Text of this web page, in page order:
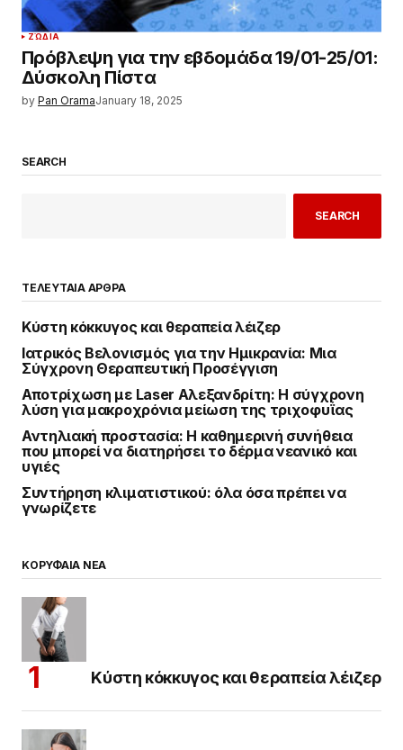
ΖΏΔΙΑ
Πρόβλεψη για την εβδομάδα 19/01-25/01:
Δύσκολη Πίστα
by Pan OramaJanuary 18, 2025
SEARCH
SEARCH
ΤΕΛΕΥΤΑΙΑ ΑΡΘΡΑ
Κύστη κόκκυγος και θεραπεία λέιζερ
Ιατρικός Βελονισμός για την Ημικρανία: Μια
Σύγχρονη Θεραπευτική Προσέγγιση
Αποτρίχωση με Laser Αλεξανδρίτη: Η σύγχρονη
λύση για μακροχρόνια μείωση της τριχοφυΐας
Αντηλιακή προστασία: Η καθημερινή συνήθεια
που μπορεί να διατηρήσει το δέρμα νεανικό και
υγιές
Συντήρηση κλιματιστικού: όλα όσα πρέπει να
γνωρίζετε
ΚΟΡΥΦΑΙΑ ΝΕΑ
Κύστη κόκκυγος και θεραπεία λέιζερ